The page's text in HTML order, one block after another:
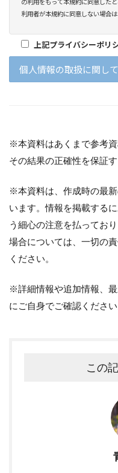
※本資料はあくまで参考資
その結果の正確性を保証
※本資料は、作成時の最
います。情報を掲載する
う細心の注意を払ってお
場合については、一切の
ください。
※詳細情報や追加情報、
にご自身でご確認ください
この